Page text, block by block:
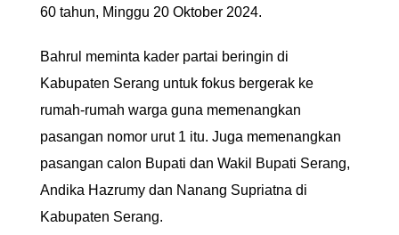
60 tahun, Minggu 20 Oktober 2024.
Bahrul meminta kader partai beringin di
Kabupaten Serang untuk fokus bergerak ke
rumah-rumah warga guna memenangkan
pasangan nomor urut 1 itu. Juga memenangkan
pasangan calon Bupati dan Wakil Bupati Serang,
Andika Hazrumy dan Nanang Supriatna di
Kabupaten Serang.